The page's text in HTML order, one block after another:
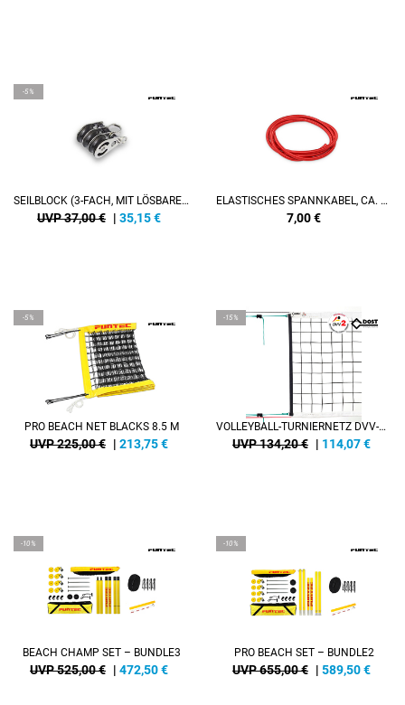
-5%
SEILBLOCK (3-FACH, MIT LÖSBAREM BÜGEL), FÜR FLASCHENZUG-SPANNVORRICHTUNG
UVP 37,00 € | 35,15€
ELASTISCHES SPANNKABEL, CA. 6 MM, 1,6 M (SORGT FÜR FLASCHENZUG-GRUNDSPANNUNG, VERDECKT VERBAUT)
7,00€
-5%
PRO BEACH NET BLACKS 8.5 M
UVP 225,00 € | 213,75€
-15%
VOLLEYBALL-TURNIERNETZ DVV-2, STAHLSEIL, 4 MM
UVP 134,20 € | 114,07€
-10%
BEACH CHAMP SET – BUNDLE3
UVP 525,00 € | 472,50€
-10%
PRO BEACH SET – BUNDLE2
UVP 655,00 € | 589,50€